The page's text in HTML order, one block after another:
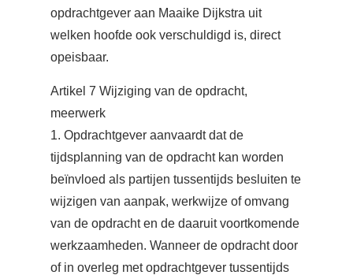
opdrachtgever aan Maaike Dijkstra uit
welken hoofde ook verschuldigd is, direct
opeisbaar.
Artikel 7 Wijziging van de opdracht,
meerwerk
1. Opdrachtgever aanvaardt dat de
tijdsplanning van de opdracht kan worden
beïnvloed als partijen tussentijds besluiten te
wijzigen van aanpak, werkwijze of omvang
van de opdracht en de daaruit voortkomende
werkzaamheden. Wanneer de opdracht door
of in overleg met opdrachtgever tussentijds